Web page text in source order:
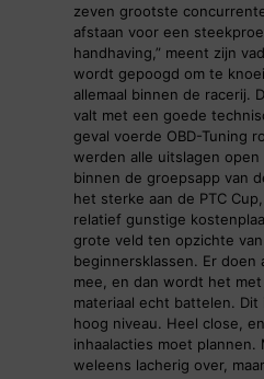
zeven grootste
afstaan voor een
handhaving,” meent zijn
wordt gepoogd om te
allemaal binnen de racerij.
valt met een goede
geval voerde OBD-Tuning
werden alle uitslagen
binnen de groepsapp van
het sterke aan de PTC
relatief gunstige
grote veld ten opzichte
beginnersklassen. Er doen
mee, en dan wordt het
materiaal echt battelen.
hoog niveau. Heel close,
inhaalacties moet plannen.
weleens lacherig over,